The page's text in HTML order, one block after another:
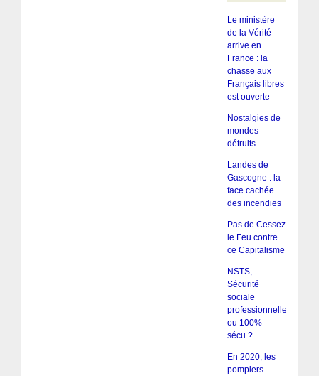
Le ministère
de la Vérité
arrive en
France : la
chasse aux
Français libres
est ouverte
Nostalgies de
mondes
détruits
Landes de
Gascogne : la
face cachée
des incendies
Pas de Cessez
le Feu contre
ce Capitalisme
NSTS,
Sécurité
sociale
professionnelle
ou 100%
sécu ?
En 2020, les
pompiers